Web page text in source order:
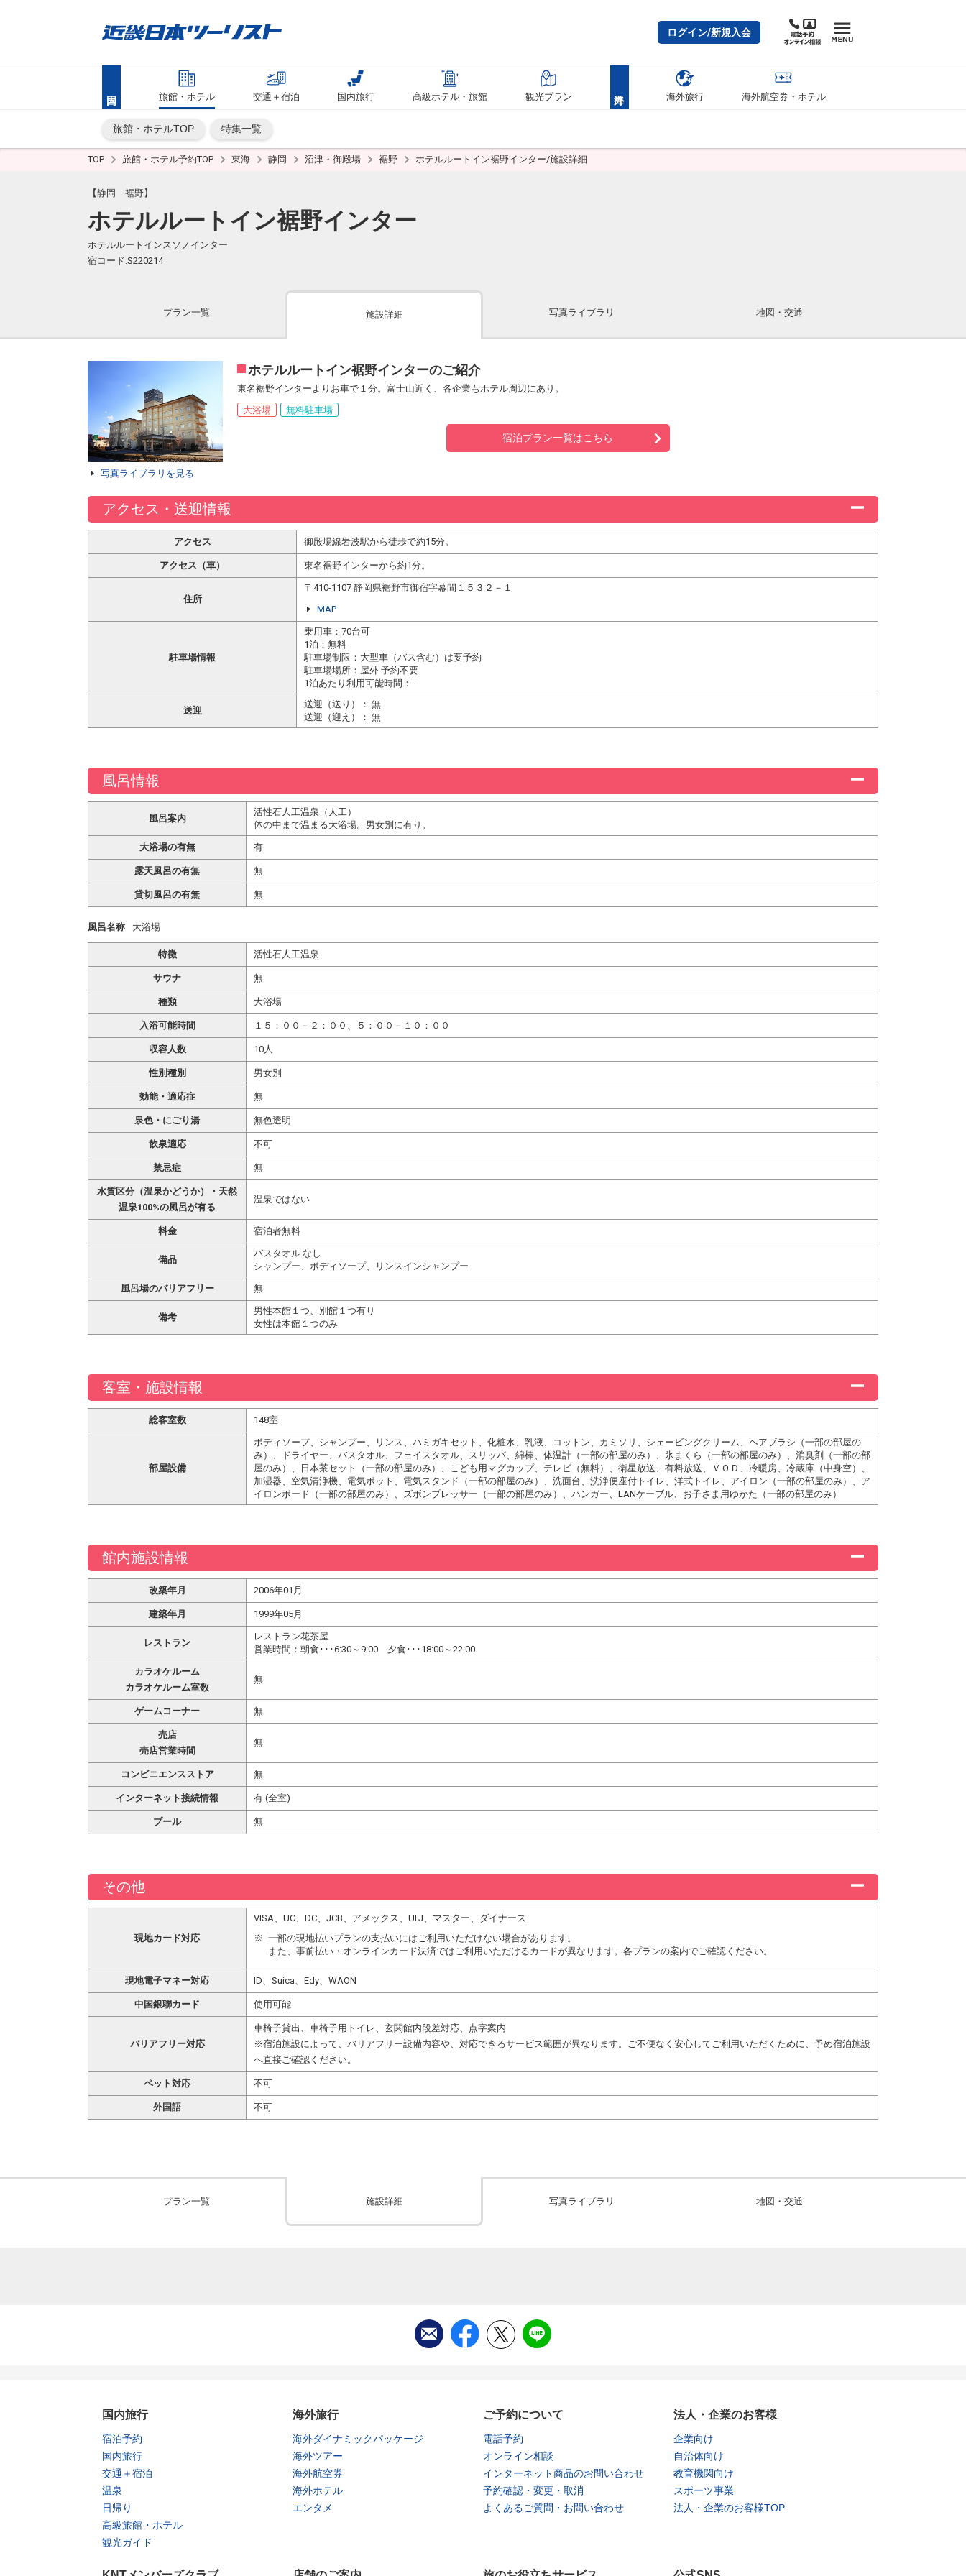
ログイン/新規入会
旅館・ホテル 交通＋宿泊 国内旅行 高級ホテル・旅館 観光プラン 海外旅行 海外航空券・ホテル
旅館・ホテルTOP 特集一覧
TOP 旅館・ホテル予約TOP 東海 静岡 沼津・御殿場 裾野 ホテルルートイン裾野インター/施設詳細
【静岡 裾野】
ホテルルートイン裾野インター
ホテルルートインスソノインター
宿コード:S220214
プラン一覧 施設詳細 写真ライブラリ 地図・交通
写真ライブラリを見る
ホテルルートイン裾野インターのご紹介
東名裾野インターよりお車で１分。富士山近く、各企業もホテル周辺にあり。
大浴場
無料駐車場
宿泊プラン一覧はこちら
アクセス・送迎情報
アクセス 御殿場線岩波駅から徒歩で約15分。
アクセス（車） 東名裾野インターから約1分。
住所
〒410-1107 静岡県裾野市御宿字幕間１５３２－１
MAP
駐車場情報
乗用車：70台可
1泊：無料
駐車場制限：大型車（バス含む）は要予約
駐車場場所：屋外 予約不要
1泊あたり利用可能時間：-
送迎
送迎（送り）： 無
送迎（迎え）： 無
風呂情報
風呂案内
活性石人工温泉（人工）
体の中まで温まる大浴場。男女別に有り。
大浴場の有無 有
露天風呂の有無 無
貸切風呂の有無 無
風呂名称 大浴場
特徴 活性石人工温泉
サウナ 無
種類 大浴場
入浴可能時間 １５：００－２：００、５：００－１０：００
収容人数 10人
性別種別 男女別
効能・適応症 無
泉色・にごり湯 無色透明
飲泉適応 不可
禁忌症 無
水質区分（温泉かどうか）・天然
温泉100%の風呂が有る
温泉ではない
料金 宿泊者無料
備品
バスタオル なし
シャンプー、ボディソープ、リンスインシャンプー
風呂場のバリアフリー 無
備考
男性本館１つ、別館１つ有り
女性は本館１つのみ
客室・施設情報
総客室数 148室
部屋設備
ボディソープ、シャンプー、リンス、ハミガキセット、化粧水、乳液、コットン、カミソリ、シェービングクリーム、ヘアブラシ（一部の部屋の
み）、ドライヤー、バスタオル、フェイスタオル、スリッパ、綿棒、体温計（一部の部屋のみ）、氷まくら（一部の部屋のみ）、消臭剤（一部の部
屋のみ）、日本茶セット（一部の部屋のみ）、こども用マグカップ、テレビ（無料）、衛星放送、有料放送、ＶＯＤ、冷暖房、冷蔵庫（中身空）、
加湿器、空気清浄機、電気ポット、電気スタンド（一部の部屋のみ）、洗面台、洗浄便座付トイレ、洋式トイレ、アイロン（一部の部屋のみ）、ア
イロンボード（一部の部屋のみ）、ズボンプレッサー（一部の部屋のみ）、ハンガー、LANケーブル、お子さま用ゆかた（一部の部屋のみ）
館内施設情報
改築年月 2006年01月
建築年月 1999年05月
レストラン
レストラン花茶屋
営業時間：朝食･･･6:30～9:00 夕食･･･18:00～22:00
カラオケルーム
カラオケルーム室数
無
ゲームコーナー 無
売店
売店営業時間
無
コンビニエンスストア 無
インターネット接続情報 有 (全室)
プール 無
その他
現地カード対応
VISA、UC、DC、JCB、アメックス、UFJ、マスター、ダイナース
一部の現地払いプランの支払いにはご利用いただけない場合があります。
また、事前払い・オンラインカード決済ではご利用いただけるカードが異なります。各プランの案内でご確認ください。
現地電子マネー対応 ID、Suica、Edy、WAON
中国銀聯カード 使用可能
バリアフリー対応
車椅子貸出、車椅子用トイレ、玄関館内段差対応、点字案内
※宿泊施設によって、バリアフリー設備内容や、対応できるサービス範囲が異なります。ご不便なく安心してご利用いただくために、予め宿泊施設
へ直接ご確認ください。
ペット対応 不可
外国語 不可
プラン一覧 施設詳細 写真ライブラリ 地図・交通
国内旅行
宿泊予約
国内旅行
交通＋宿泊
温泉
日帰り
高級旅館・ホテル
観光ガイド
海外旅行
海外ダイナミックパッケージ
海外ツアー
海外航空券
海外ホテル
エンタメ
ご予約について
電話予約
オンライン相談
インターネット商品のお問い合わせ
予約確認・変更・取消
よくあるご質問・お問い合わせ
法人・企業のお客様
企業向け
自治体向け
教育機関向け
スポーツ事業
法人・企業のお客様TOP